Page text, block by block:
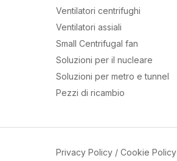
Ventilatori centrifughi
Ventilatori assiali
Small Centrifugal fan
Soluzioni per il nucleare
Soluzioni per metro e tunnel
Pezzi di ricambio
Privacy Policy / Cookie Policy